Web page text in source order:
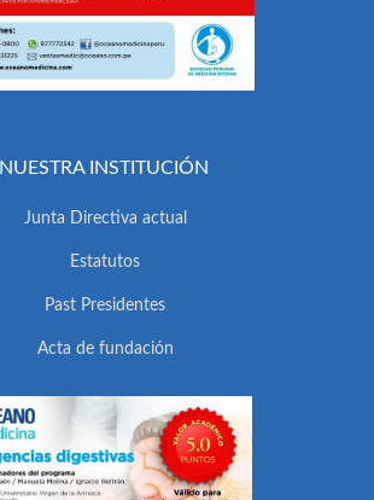
NUESTRA INSTITUCIÓN
Junta Directiva actual
Estatutos
Past Presidentes
Acta de fundación